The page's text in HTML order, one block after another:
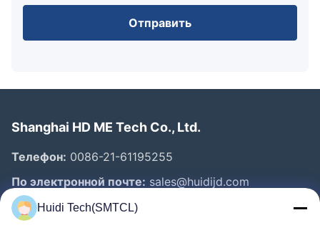
Отправить
Shanghai HD ME Tech Co., Ltd.
Телефон: 0086-21-61195255
По электронной почте: sales@huidijd.com
Huidi Tech(SMTCL)